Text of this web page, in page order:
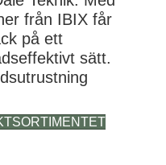
från IBIX får
på ett
sätt.